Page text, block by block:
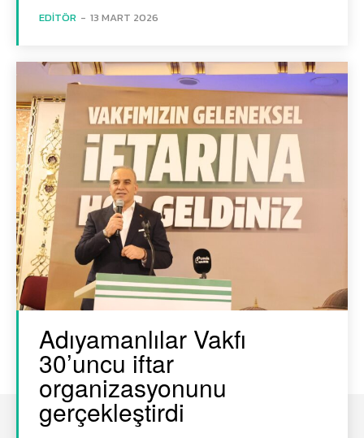
EDITÖR - 13 MART 2026
Adıyamanlılar Vakfı
30’uncu iftar
organizasyonunu
gerçekleştirdi